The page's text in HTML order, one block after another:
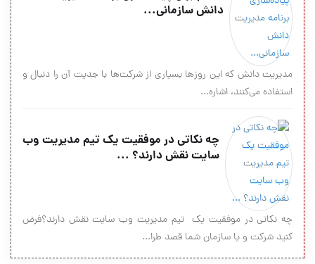
دانش سازمانی...
مدیریت دانش که این روزها بسیاری از شرکت‌ها با جدیت آن را دنبال و
استفاده می‌کنند، اشاره...
چه نكاتی در موفقیت یك تیم مدیریت وب
سایت نقش دارند؟ ...
چه نكاتی در موفقیت یك تیم مدیریت وب سایت نقش دارند؟فرض
كنید شركت و یا سازمان شما قصد طرا...